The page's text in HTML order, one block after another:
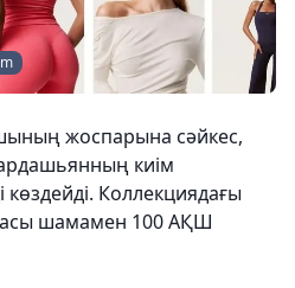
жоспарына сәйкес,
киім
көздейді. Коллекциядағы
шамамен 100 АҚШ